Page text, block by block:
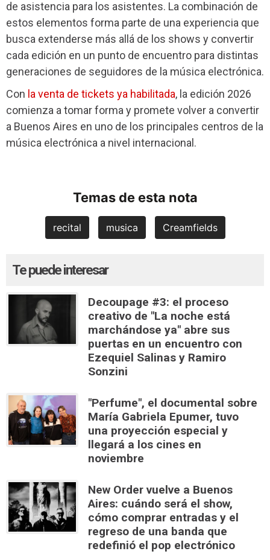
de asistencia para los asistentes. La combinación de
estos elementos forma parte de una experiencia que
busca extenderse más allá de los shows y convertir
cada edición en un punto de encuentro para distintas
generaciones de seguidores de la música electrónica.
Con la venta de tickets ya habilitada, la edición 2026
comienza a tomar forma y promete volver a convertir
a Buenos Aires en uno de los principales centros de la
música electrónica a nivel internacional.
Temas de esta nota
recital musica Creamfields
Te puede interesar
Decoupage #3: el proceso
creativo de "La noche está
marchándose ya" abre sus
puertas en un encuentro con
Ezequiel Salinas y Ramiro
Sonzini
"Perfume", el documental sobre
María Gabriela Epumer, tuvo
una proyección especial y
llegará a los cines en
noviembre
New Order vuelve a Buenos
Aires: cuándo será el show,
cómo comprar entradas y el
regreso de una banda que
redefinió el pop electrónico